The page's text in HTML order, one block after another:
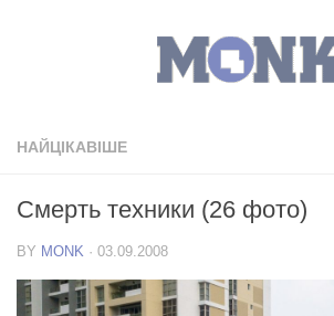
НАЙЦІКАВІШЕ
Смерть техники (26 фото)
BY MONK · 03.09.2008